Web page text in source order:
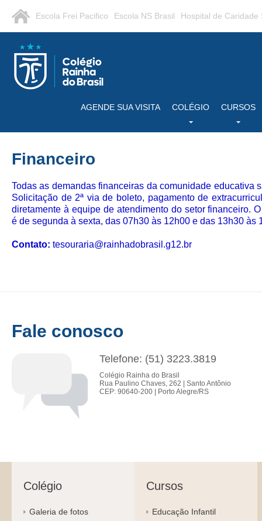
Escola Frei Pacifico Escola NS Brasil Hospital de Caridade
AGENDE SUA VISITA COLÉGIO CURSOS
Financeiro
Todas as demandas financeiras da comunidade educativa
Solicitação de 2ª via de boleto, pagamento de
diretamente à equipe de atendimento do setor financeiro.
é de segunda à sexta, das 07h30 às 12h00 e das 13h30 às
Contato: tesouraria@rainhadobrasil.g12.br
Fale conosco
Telefone: (51) 3223.3819
Colégio Rainha do Brasil
Rua Paulino Chaves, 262 | Santo Antônio
CEP: 90640-200 | Porto Alegre/RS
Colégio
Galeria de fotos
Cursos
Educação Infantil